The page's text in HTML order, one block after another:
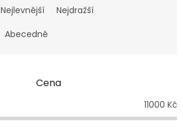
Nejlevnější
Nejdražší
Abecedně
Cena
11000 Kč